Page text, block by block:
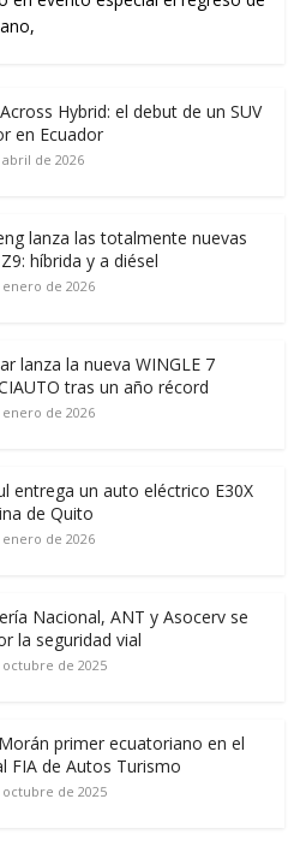
Hybrid: el debut de un SUV
en Ecuador
abril de 2026
lanza las totalmente nuevas
híbrida y a diésel
enero de 2026
lanza la nueva WINGLE 7
tras un año récord
enero de 2026
entrega un auto eléctrico E30X
de Quito
enero de 2026
Nacional, ANT y Asocerv se
la seguridad vial
octubre de 2025
primer ecuatoriano en el
FIA de Autos Turismo
octubre de 2025